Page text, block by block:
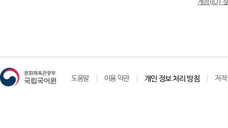
계정(ID)
도움말 이용 약관 개인 정보 처리 방침 저